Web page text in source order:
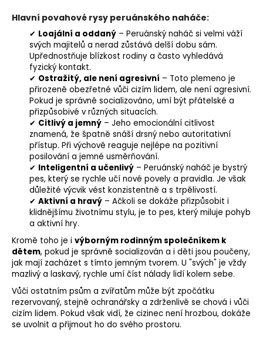
Hlavní povahové rysy peruánského naháče:
✔ Loajální a oddaný – Peruánský naháč si velmi váží
svých majitelů a nerad zůstává delší dobu sám.
Upřednostňuje blízkost rodiny a často vyhledává
fyzický kontakt.
✔ Ostražitý, ale není agresivní – Toto plemeno je
přirozeně obezřetné vůči cizím lidem, ale není agresivní.
Pokud je správně socializováno, umí být přátelské a
přizpůsobivé v různých situacích.
✔ Citlivý a jemný – Jeho emocionální citlivost
znamená, že špatně snáší drsný nebo autoritativní
přístup. Při výchově reaguje nejlépe na pozitivní
posilování a jemné usměrňování.
✔ Inteligentní a učenlivý – Peruánský naháč je bystrý
pes, který se rychle učí nové povely a pravidla. Je však
důležité výcvik vést konzistentně a s trpělivostí.
✔ Aktivní a hravý – Ačkoli se dokáže přizpůsobit i
klidnějšímu životnímu stylu, je to pes, který miluje pohyb
a aktivní hry.
Kromě toho je i výborným rodinným společníkem k
dětem, pokud je správně socializován a i děti jsou poučeny,
jak mají zacházet s tímto jemným tvorem. U "svých" je vždy
mazlivý a laskavý, rychle umí číst nálady lidí kolem sebe.
Vůči ostatním psům a zvířatům může být zpočátku
rezervovaný, stejně ochranářsky a zdrženlivě se chová i vůči
cizím lidem. Pokud však vidí, že cizinec není hrozbou, dokáže
se uvolnit a přijmout ho do svého prostoru.